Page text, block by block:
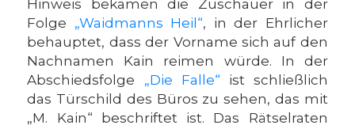
Hinweis bekamen die Zuschauer in der
Folge „Waidmanns Heil“, in der Ehrlicher
behauptet, dass der Vorname sich auf den
Nachnamen Kain reimen würde. In der
Abschiedsfolge „Die Falle“ ist schließlich
das Türschild des Büros zu sehen, das mit
„M. Kain“ beschriftet ist. Das Rätselraten